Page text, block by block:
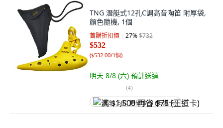
TNG 潛艇式12孔C調高音陶笛 附厚袋,
顏色隨機, 1個
首購折扣價 27%$732
$532
($532.00/1個)
明天 8/8 (六) 預計送達
(4)
满 $1,500 再省 $75 (王道卡)